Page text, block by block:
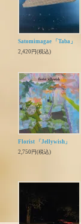
Satomimagae 「Taba」
2,420円(税込)
Florist 「Jellywish」
2,750円(税込)